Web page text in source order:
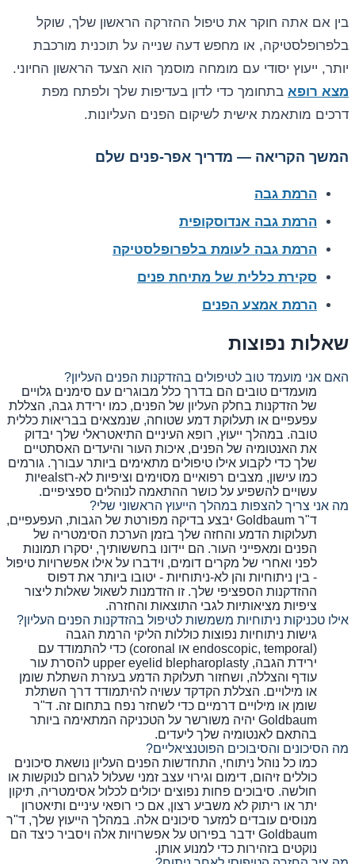
בין אם אתה חוקר את טיפול ההזרקה הראשון שלך, שוקל
בלפרופלסטיקה, או מחפש דעה שנייה על תוכנית מורכבת
יותר, ייעוץ יסודי עם מומחה מוסמך הוא הצעד הראשון החיוני.
מצא רופא בתחומך כדי לדון בעדיפות שלך ולפתח מפת
דרכים מותאמת אישית לשיקום הפנים העליונות.
המשך הקריאה — מדריך אפר-פנים שלם
הרמת גבה
הרמת גבה אנדוסקופית
הרמת גבה לעומת בלפרופלסטיקה
סקירת כללית של מתיחת פנים
הרמת אמצע הפנים
שאלות נפוצות
האם אני מועמד טוב לטיפולים בהזדקנות הפנים העליון?
מועמדים טובים הם בדרך כלל מבוגרים עם סימנים גלויים
של הזדקנות בחלק העליון של הפנים, כמו ירידת גבה, הצללת
עפעפיים או תעלוקת דמע שטוחה, שנמצאים בבריאות כללית
טובה. במהלך ייעוץ, רופא העיניים התיאטראלי שלך יבדוק
את האנטומיה של הפנים, איכות העור והיעדים האסתטיים
שלך כדי לקבוע אילו טיפולים מתאימים ביותר עבורך. גורמים
כמו עישון, מצבים רפואיים מסוימים וציפיות לא-רealstיות
עשויים להשפיע על כושר ההתאמה לנוהלים ספציפיים.
מה אני צריך להצפות במהלך הייעוץ הראשוני שלי?
ד"ר Goldbaum יבצע בדיקה מפורטת של הגבות, העפעפיים,
תעלוקות הדמע והחזה שלך בזמן הערכת הסימטריה של
הפנים ומאפייני העור. הם יידונו בחששותיך, יסקרו תמונות
לפני ואחרי של מקרים דומים, וידברו על אילו אפשרויות טיפול
- בין ניתוחיות והן לא-ניתוחיות - יטובו ביותר את דפוס
ההזדקנות הספציפי שלך. זו הזדמנות לשאול שאלות ליצור
ציפיות מציאותיות לגבי התוצאות והחזרה.
אילו טכניקות ניתוחיות משמשות לטיפול בהזדקנות הפנים העליון?
גישות ניתוחיות נפוצות כוללות הליקי הרמת הגבה
(endoscopic, temporal או coronal) כדי להתמודד עם
ירידת הגבה, upper eyelid blepharoplasty להסרת עור
עודף והצללה, ושחזור תעלוקת הדמע בעזרת השתלת שומן
או מילויים. הצללת הקדקד עשויה להיתמודד דרך השתלת
שומן או מילויים דרמיים כדי לשחזר נפח בתחום זה. ד"ר
Goldbaum יהיה משורשר על הטכניקה המתאימה ביותר
בהתאם לאנטומיה שלך ליעדים.
מה הסיכונים והסיבוכים הפוטנציאליים?
כמו כל נוהל ניתוחי, התחדשות הפנים העליון נושאת סיכונים
כוללים זיהום, דימום וגירוי עצב זמני שעלול לגרום לנוקשות או
חולשה. סיבוכים פחות נפוצים יכולים לכלול אסימטריה, תיקון
יתר או ריתוק לא משביע רצון, אם כי רופאי עיניים ותיאטרון
מנוסים עובדים למזער סיכונים אלה. במהלך הייעוץ שלך, ד"ר
Goldbaum ידבר בפירוט על אפשרויות אלה ויסביר כיצד הם
נוקטים בזהירות כדי למנוע אותן.